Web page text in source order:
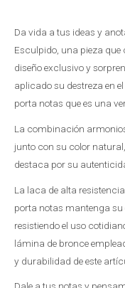
Da vida a tus ideas y
Esculpido, una pieza
diseño exclusivo y
aplicado su destreza en
porta notas que es una
La combinación
junto con su color
destaca por su
La laca de alta
porta notas mantenga
resistiendo el uso
lámina de bronce
y durabilidad de este